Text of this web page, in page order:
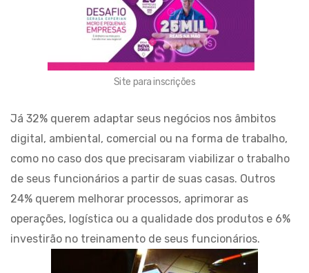
Site para inscrições
Já 32% querem adaptar seus negócios nos âmbitos
digital, ambiental, comercial ou na forma de trabalho,
como no caso dos que precisaram viabilizar o trabalho
de seus funcionários a partir de suas casas. Outros
24% querem melhorar processos, aprimorar as
operações, logística ou a qualidade dos produtos e 6%
investirão no treinamento de seus funcionários.